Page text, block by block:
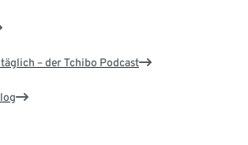
täglich – der Tchibo Podcast